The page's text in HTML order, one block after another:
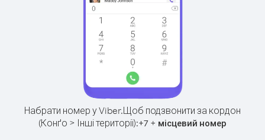
Набрати номер у Viber.Щоб подзвонити за кордон
(Конґо > Інші території):+7 + місцевий номер